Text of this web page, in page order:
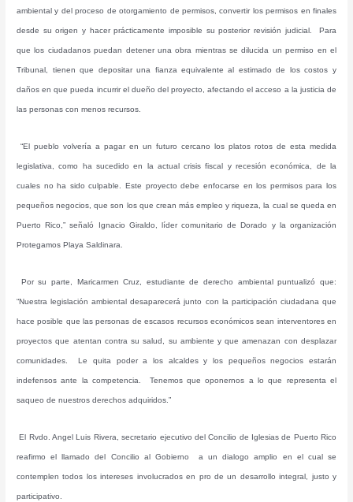
ambiental y del proceso de otorgamiento de permisos, convertir los permisos en finales
desde su origen y hacer prácticamente imposible su posterior revisión judicial. Para
que los ciudadanos puedan detener una obra mientras se dilucida un permiso en el
Tribunal, tienen que depositar una fianza equivalente al estimado de los costos y
daños en que pueda incurrir el dueño del proyecto, afectando el acceso a la justicia de
las personas con menos recursos.
“El pueblo volvería a pagar en un futuro cercano los platos rotos de esta medida
legislativa, como ha sucedido en la actual crisis fiscal y recesión económica, de la
cuales no ha sido culpable. Este proyecto debe enfocarse en los permisos para los
pequeños negocios, que son los que crean más empleo y riqueza, la cual se queda en
Puerto Rico,” señaló Ignacio Giraldo, líder comunitario de Dorado y la organización
Protegamos Playa Saldinara.
Por su parte, Maricarmen Cruz, estudiante de derecho ambiental puntualizó que:
“Nuestra legislación ambiental desaparecerá junto con la participación ciudadana que
hace posible que las personas de escasos recursos económicos sean interventores en
proyectos que atentan contra su salud, su ambiente y que amenazan con desplazar
comunidades. Le quita poder a los alcaldes y los pequeños negocios estarán
indefensos ante la competencia. Tenemos que oponernos a lo que representa el
saqueo de nuestros derechos adquiridos.”
El Rvdo. Angel Luis Rivera, secretario ejecutivo del Concilio de Iglesias de Puerto Rico
reafirmo el llamado del Concilio al Gobierno a un dialogo amplio en el cual se
contemplen todos los intereses involucrados en pro de un desarrollo integral, justo y
participativo.